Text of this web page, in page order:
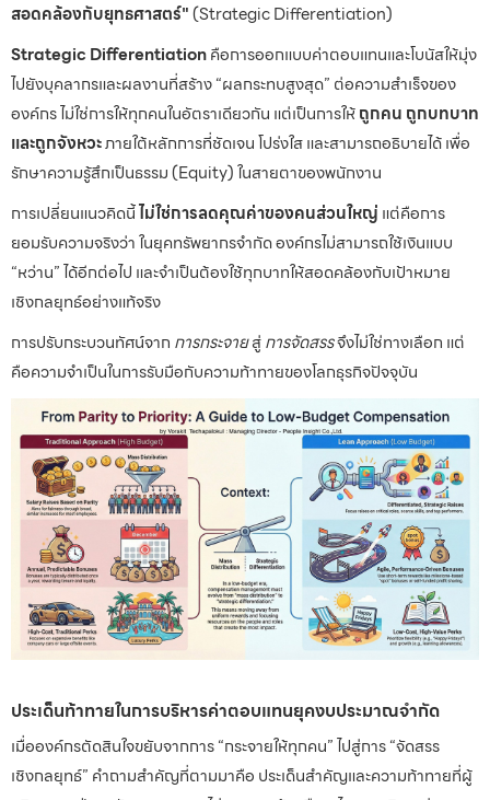
สอดคล้องกับยุทธศาสตร์"(Strategic Differentiation)
Strategic Differentiationคือการออกแบบค่าตอบแทนและโบนัสให้มุ่ง
ไปยังบุคลากรและผลงานที่สร้าง “ผลกระทบสูงสุด” ต่อความสำเร็จของ
องค์กร ไม่ใช่การให้ทุกคนในอัตราเดียวกัน แต่เป็นการให้ถูกคน ถูกบทบาท
และถูกจังหวะภายใต้หลักการที่ชัดเจน โปร่งใส และสามารถอธิบายได้ เพื่อ
รักษาความรู้สึกเป็นธรรม (Equity) ในสายตาของพนักงาน
การเปลี่ยนแนวคิดนี้ไม่ใช่การลดคุณค่าของคนส่วนใหญ่ แต่คือการ
ยอมรับความจริงว่า ในยุคทรัพยากรจำกัด องค์กรไม่สามารถใช้เงินแบบ
“หว่าน” ได้อีกต่อไป และจำเป็นต้องใช้ทุกบาทให้สอดคล้องกับเป้าหมาย
เชิงกลยุทธ์อย่างแท้จริง
การปรับกระบวนทัศน์จาก การกระจายสู่การจัดสรรจึงไม่ใช่ทางเลือก แต่
คือความจำเป็นในการรับมือกับความท้าทายของโลกธุรกิจปัจจุบัน
ประเด็นท้าทายในการบริหารค่าตอบแทนยุคงบประมาณจำกัด
เมื่อองค์กรตัดสินใจขยับจากการ “กระจายให้ทุกคน” ไปสู่การ “จัดสรร
เชิงกลยุทธ์” คำถามสำคัญที่ตามมาคือ ประเด็นสำคัญและความท้าทายที่ผู้